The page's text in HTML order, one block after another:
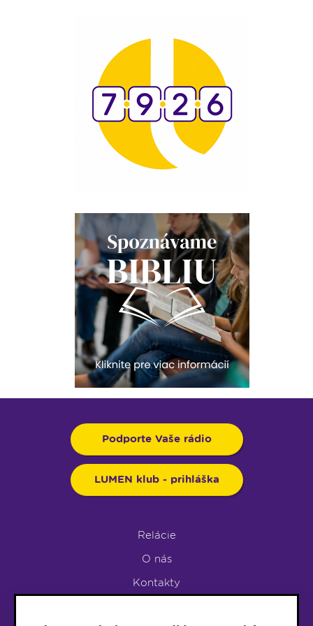
Podporte Vaše rádio
LUMEN klub - prihláška
Relácie
O nás
Kontakty